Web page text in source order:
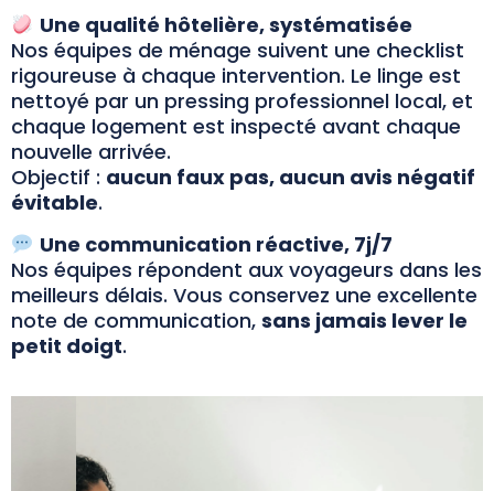
Une qualité hôtelière, systématisée
Nos équipes de ménage suivent une checklist
rigoureuse à chaque intervention. Le linge est
nettoyé par un pressing professionnel local, et
chaque logement est inspecté avant chaque
nouvelle arrivée.
Objectif : aucun faux pas, aucun avis négatif
évitable.
Une communication réactive, 7j/7
Nos équipes répondent aux voyageurs dans les
meilleurs délais. Vous conservez une excellente
note de communication, sans jamais lever le
petit doigt.